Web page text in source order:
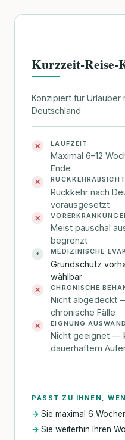
Kurzzeit-Reise-
Konzipiert für Urlauber
Deutschland
✕ LAUFZEIT
Maximal 6–12
Ende
✕ RÜCKKEHRABSICHT
Rückkehr nach
vorausgesetzt
✕
Meist pauschal
begrenzt
• MEDIZINISCHE
Grundschutz
wählbar
✕ CHRONISCHE
Nicht abgedeckt
chronische Fälle
✕ EIGNUNG
Nicht geeignet —
dauerhaftem
PASST ZU IHNEN,
Sie maximal 6
Sie weiterhin Ihren